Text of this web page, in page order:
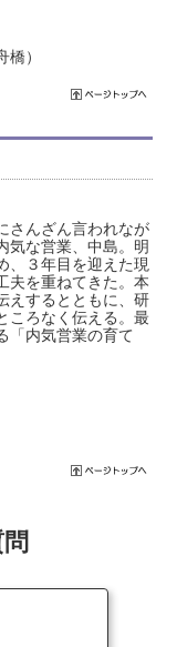
）
さんざん言われなが
気な営業、中島。明
、３年目を迎えた現
夫を重ねてきた。本
えするとともに、研
ころなく伝える。最
「内気営業の育て